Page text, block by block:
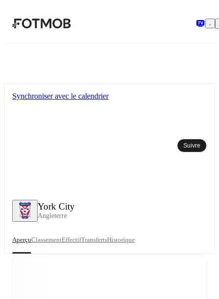
York City
Angleterre
Synchroniser avec le calendrier
Suivre
AperçuClassementEffectifTransfertsHistorique